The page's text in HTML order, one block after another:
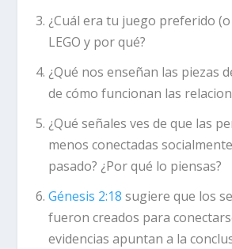
¿Cuál era tu juego preferido
LEGO y por qué?
¿Qué nos enseñan las piezas
de cómo funcionan las
¿Qué señales ves de que las
menos conectadas
pasado? ¿Por qué lo piensas?
Génesis 2:18 sugiere que los
fueron creados para
evidencias apuntan a la